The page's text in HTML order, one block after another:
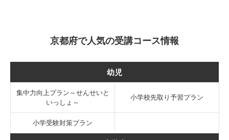
京都府で人気の受講コース情報
幼児
集中力向上プラン～せんせいと
いっしょ～
小学校先取り予習プラン
小学受験対策プラン